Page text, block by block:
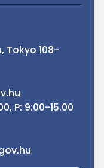
Tokyo 108-
P: 9:00-15.00